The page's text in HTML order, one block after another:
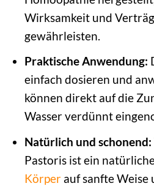
Wirksamkeit und
gewährleisten.
Praktische Anwendung:
einfach dosieren und
können direkt auf die
Wasser verdünnt
Natürlich und schonend:
Pastoris ist ein
Körperauf sanfte Weise